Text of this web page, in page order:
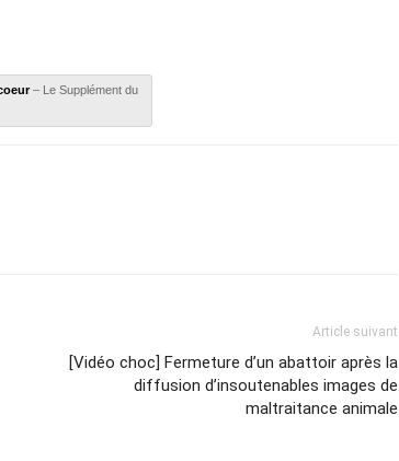
– Le Supplément du
Article suivant
[Vidéo choc] Fermeture d’un abattoir après la
diffusion d’insoutenables images de
maltraitance animale